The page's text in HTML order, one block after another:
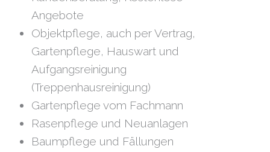
Angebote
Objektpflege, auch per Vertrag,
Gartenpflege, Hauswart und
Aufgangsreinigung
(Treppenhausreinigung)
Gartenpflege vom Fachmann
Rasenpflege und Neuanlagen
Baumpflege und Fällungen